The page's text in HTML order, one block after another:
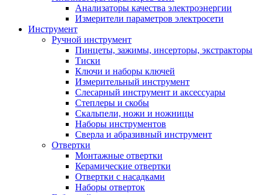
Анализаторы качества электроэнергии
Измерители параметров электросети
Инструмент
Ручной инструмент
Пинцеты, зажимы, инсерторы, экстракторы
Тиски
Ключи и наборы ключей
Измерительный инструмент
Слесарный инструмент и аксессуары
Степлеры и скобы
Скальпели, ножи и ножницы
Наборы инструментов
Сверла и абразивный инструмент
Отвертки
Монтажные отвертки
Керамические отвертки
Отвертки с насадками
Наборы отверток